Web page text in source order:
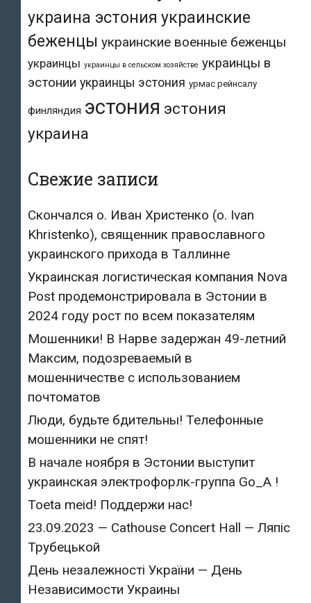
украина эстония украинские
беженцы украинские военные беженцы
украинцы украинцы в сельском хозяйстве украинцы в
эстонии украинцы эстония урмас рейнсалу
финляндия эстония эстония
украина
Свежие записи
Скончался о. Иван Христенко (о. Ivan
Khristenko), священник православного
украинского прихода в Таллинне
Украинская логистическая компания Nova
Post продемонстрировала в Эстонии в
2024 году рост по всем показателям
Мошенники! В Нарве задержан 49-летний
Максим, подозреваемый в
мошенничестве с использованием
почтоматов
Люди, будьте бдительны! Телефонные
мошенники не спят!
В начале ноября в Эстонии выступит
украинская электрофорлк-группа Go_A !
Toeta meid! Поддержи нас!
23.09.2023 — Cathouse Concert Hall — Ляпіс
Трубецькой
День незалежності України — День
Независимости Украины